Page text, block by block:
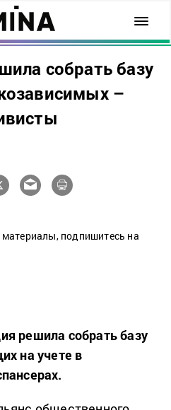
собрать базу
–
подпишитесь на
решила собрать базу
на учете в